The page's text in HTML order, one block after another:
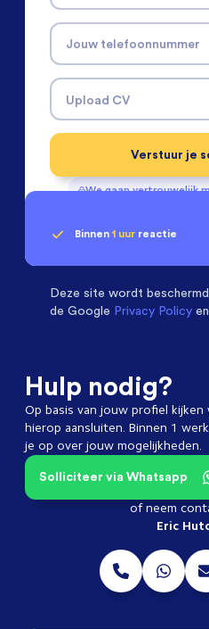
Jouw telefoonnummer
Upload CV
We gaan vertrouwelijk
Verstuur je
Binnen 1 uur reactie
Deze site wordt
de Google Privacy Policy en
Hulp nodig?
Op basis van jouw profiel
hierop aansluiten. Binnen 1
je op over jouw mogelijkheden.
Solliciteer via Whatsapp
of neem
Eric